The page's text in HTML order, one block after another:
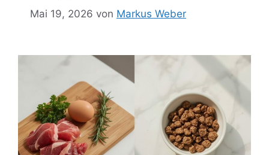
Mai 19, 2026 von Markus Weber